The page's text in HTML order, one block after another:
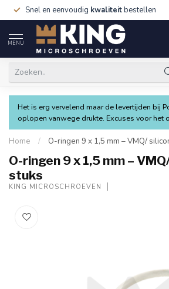
Snel en eenvoudig kwaliteitbestellen
MENU
Het is erg vervelend maar de levertijden bij
oplopen vanwege drukte. Excuses voor het
Home / O-ringen 9 x 1,5 mm – VMQ/
O-ringen 9 x 1,5 mm –
stuks
KING MICROSCHROEVEN